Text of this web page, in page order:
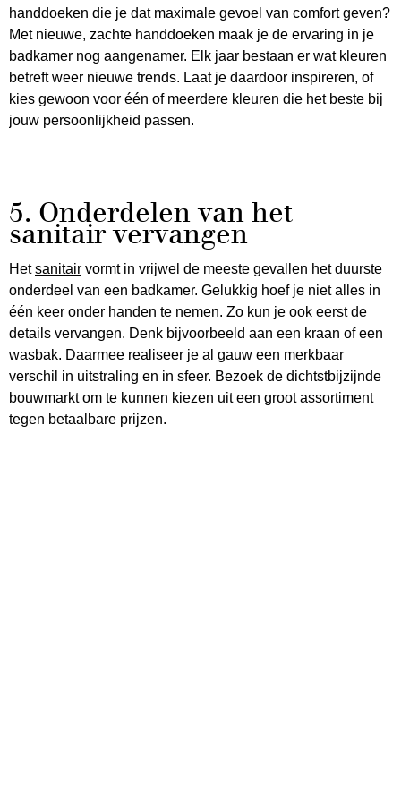
handdoeken die je dat maximale gevoel van comfort geven?
Met nieuwe, zachte handdoeken maak je de ervaring in je
badkamer nog aangenamer. Elk jaar bestaan er wat kleuren
betreft weer nieuwe trends. Laat je daardoor inspireren, of
kies gewoon voor één of meerdere kleuren die het beste bij
jouw persoonlijkheid passen.
5. Onderdelen van het
sanitair vervangen
Hetsanitair vormt in vrijwel de meeste gevallen het duurste
onderdeel van een badkamer. Gelukkig hoef je niet alles in
één keer onder handen te nemen. Zo kun je ook eerst de
details vervangen. Denk bijvoorbeeld aan een kraan of een
wasbak. Daarmee realiseer je al gauw een merkbaar
verschil in uitstraling en in sfeer. Bezoek de dichtstbijzijnde
bouwmarkt om te kunnen kiezen uit een groot assortiment
tegen betaalbare prijzen.